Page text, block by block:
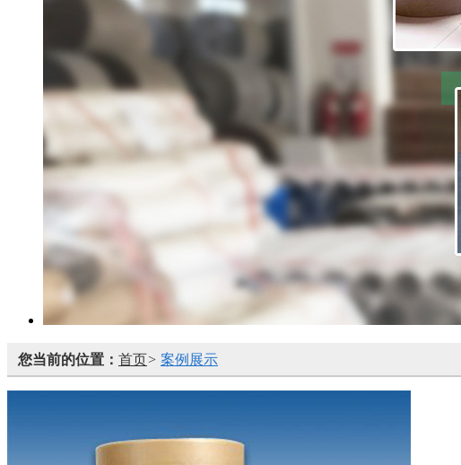
您当前的位置： 首页> 案例展示